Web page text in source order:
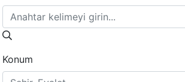
Konum